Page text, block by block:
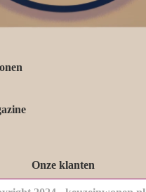
Onze klanten